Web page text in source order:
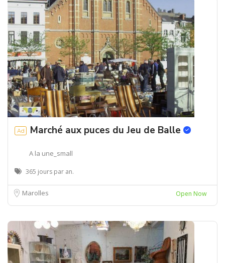
Ad Marché aux puces du Jeu de Balle
A la une_small
365 jours par an.
Marolles Open Now